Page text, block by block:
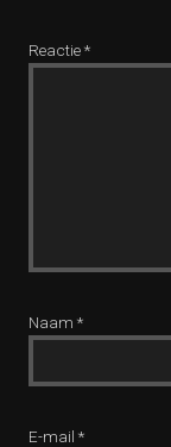
Reactie*
Naam *
E-mail *